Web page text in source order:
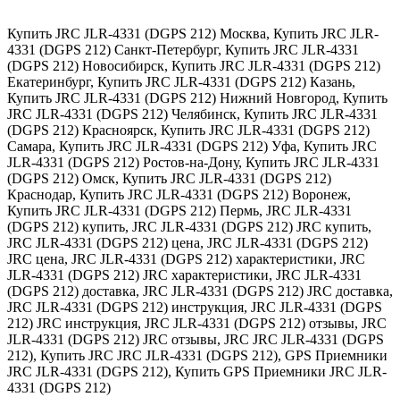
Купить JRC JLR-4331 (DGPS 212) Москва, Купить JRC JLR-
4331 (DGPS 212) Санкт-Петербург, Купить JRC JLR-4331
(DGPS 212) Новосибирск, Купить JRC JLR-4331 (DGPS 212)
Екатеринбург, Купить JRC JLR-4331 (DGPS 212) Казань,
Купить JRC JLR-4331 (DGPS 212) Нижний Новгород, Купить
JRC JLR-4331 (DGPS 212) Челябинск, Купить JRC JLR-4331
(DGPS 212) Красноярск, Купить JRC JLR-4331 (DGPS 212)
Самара, Купить JRC JLR-4331 (DGPS 212) Уфа, Купить JRC
JLR-4331 (DGPS 212) Ростов-на-Дону, Купить JRC JLR-4331
(DGPS 212) Омск, Купить JRC JLR-4331 (DGPS 212)
Краснодар, Купить JRC JLR-4331 (DGPS 212) Воронеж,
Купить JRC JLR-4331 (DGPS 212) Пермь, JRC JLR-4331
(DGPS 212) купить, JRC JLR-4331 (DGPS 212) JRC купить,
JRC JLR-4331 (DGPS 212) цена, JRC JLR-4331 (DGPS 212)
JRC цена, JRC JLR-4331 (DGPS 212) характеристики, JRC
JLR-4331 (DGPS 212) JRC характеристики, JRC JLR-4331
(DGPS 212) доставка, JRC JLR-4331 (DGPS 212) JRC доставка,
JRC JLR-4331 (DGPS 212) инструкция, JRC JLR-4331 (DGPS
212) JRC инструкция, JRC JLR-4331 (DGPS 212) отзывы, JRC
JLR-4331 (DGPS 212) JRC отзывы, JRC JRC JLR-4331 (DGPS
212), Купить JRC JRC JLR-4331 (DGPS 212), GPS Приемники
JRC JLR-4331 (DGPS 212), Купить GPS Приемники JRC JLR-
4331 (DGPS 212)